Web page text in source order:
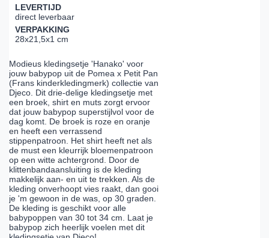
LEVERTIJD
direct leverbaar
VERPAKKING
28x21,5x1 cm
Modieus kledingsetje 'Hanako' voor
jouw babypop uit de Pomea x Petit Pan
(Frans kinderkledingmerk) collectie van
Djeco. Dit drie-delige kledingsetje met
een broek, shirt en muts zorgt ervoor
dat jouw babypop superstijlvol voor de
dag komt. De broek is roze en oranje
en heeft een verrassend
stippenpatroon. Het shirt heeft net als
de must een kleurrijk bloemenpatroon
op een witte achtergrond. Door de
klittenbandaansluiting is de kleding
makkelijk aan- en uit te trekken. Als de
kleding onverhoopt vies raakt, dan gooi
je 'm gewoon in de was, op 30 graden.
De kleding is geschikt voor alle
babypoppen van 30 tot 34 cm. Laat je
babypop zich heerlijk voelen met dit